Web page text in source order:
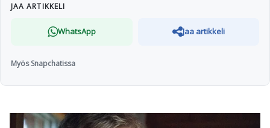
JAA ARTIKKELI
WhatsApp Jaa artikkeli
Myös Snapchatissa